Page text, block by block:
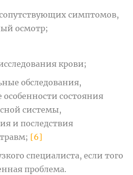
симптомов,
осмотр;
крови;
обследования,
состояния
системы,
и последствия
[6]
специалиста, если того
проблема.